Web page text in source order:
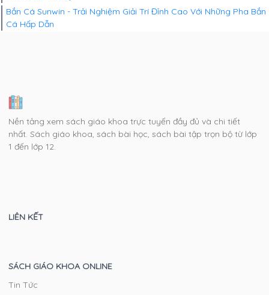
Bắn Cá Sunwin - Trải Nghiệm Giải Trí Đỉnh Cao Với Những Pha Bắn
Cá Hấp Dẫn
Nền tảng xem sách giáo khoa trực tuyến đầy đủ và chi tiết
nhất. Sách giáo khoa, sách bài học, sách bài tập trọn bộ từ lớp
1 đến lớp 12.
LIÊN KẾT
SÁCH GIÁO KHOA ONLINE
Tin Tức